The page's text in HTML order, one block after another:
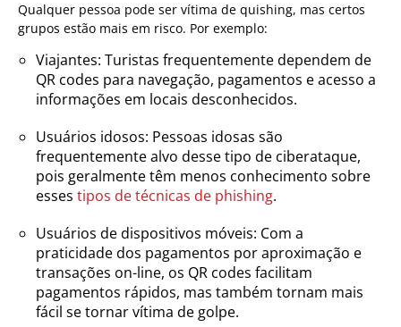
Qualquer pessoa pode ser vítima de quishing, mas certos
grupos estão mais em risco. Por exemplo:
Viajantes: Turistas frequentemente dependem de
QR codes para navegação, pagamentos e acesso a
informações em locais desconhecidos.
Usuários idosos: Pessoas idosas são
frequentemente alvo desse tipo de ciberataque,
pois geralmente têm menos conhecimento sobre
esses tipos de técnicas de phishing.
Usuários de dispositivos móveis: Com a
praticidade dos pagamentos por aproximação e
transações on-line, os QR codes facilitam
pagamentos rápidos, mas também tornam mais
fácil se tornar vítima de golpe.